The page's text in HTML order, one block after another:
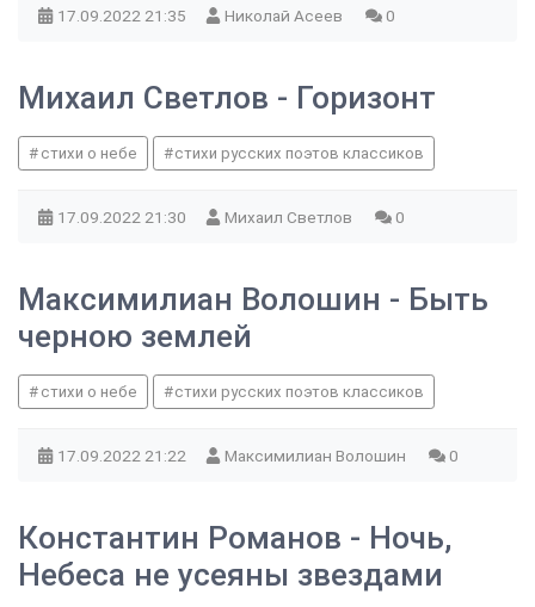
17.09.2022 21:35 Николай Асеев 0
Михаил Светлов - Горизонт
стихи о небе стихи русских поэтов классиков
17.09.2022 21:30 Михаил Светлов 0
Максимилиан Волошин - Быть
черною землей
стихи о небе стихи русских поэтов классиков
17.09.2022 21:22 Максимилиан Волошин 0
Константин Романов - Ночь,
Небеса не усеяны звездами